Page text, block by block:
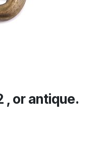
, or antique.